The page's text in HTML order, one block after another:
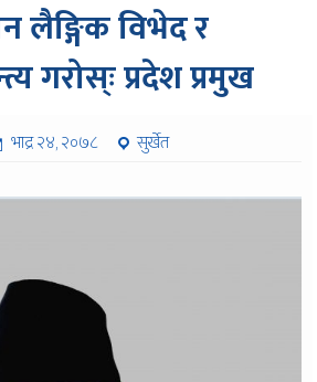
लैङ्गिक विभेद र
गरोस्ः प्रदेश प्रमुख
भाद्र २४, २०७८
सुर्खेत